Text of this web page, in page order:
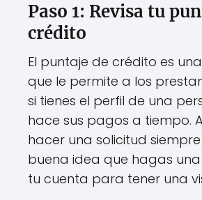
Paso 1: Revisa tu
crédito
El puntaje de crédito es
que le permite a los
si tienes el perfil de una
hace sus pagos a tiempo.
hacer una solicitud
buena idea que hagas
tu cuenta para tener una